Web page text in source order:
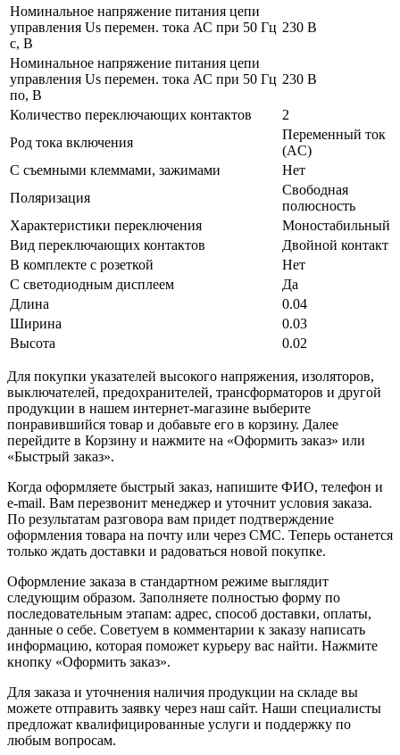
Номинальное напряжение питания цепи
управления Us перемен. тока АС при 50 Гц
с, В
230 В
Номинальное напряжение питания цепи
управления Us перемен. тока АС при 50 Гц
по, В
230 В
Количество переключающих контактов
2
Род тока включения
Переменный ток
(AC)
С съемными клеммами, зажимами
Нет
Поляризация
Свободная
полюсность
Характеристики переключения
Моностабильный
Вид переключающих контактов
Двойной контакт
В комплекте с розеткой
Нет
С светодиодным дисплеем
Да
Длина
0.04
Ширина
0.03
Высота
0.02
Для покупки указателей высокого напряжения, изоляторов,
выключателей, предохранителей, трансформаторов и другой
продукции в нашем интернет-магазине выберите
понравившийся товар и добавьте его в корзину. Далее
перейдите в Корзину и нажмите на «Оформить заказ» или
«Быстрый заказ».
Когда оформляете быстрый заказ, напишите ФИО, телефон и
e-mail. Вам перезвонит менеджер и уточнит условия заказа.
По результатам разговора вам придет подтверждение
оформления товара на почту или через СМС. Теперь останется
только ждать доставки и радоваться новой покупке.
Оформление заказа в стандартном режиме выглядит
следующим образом. Заполняете полностью форму по
последовательным этапам: адрес, способ доставки, оплаты,
данные о себе. Советуем в комментарии к заказу написать
информацию, которая поможет курьеру вас найти. Нажмите
кнопку «Оформить заказ».
Для заказа и уточнения наличия продукции на складе вы
можете отправить заявку через наш сайт. Наши специалисты
предложат квалифицированные услуги и поддержку по
любым вопросам.